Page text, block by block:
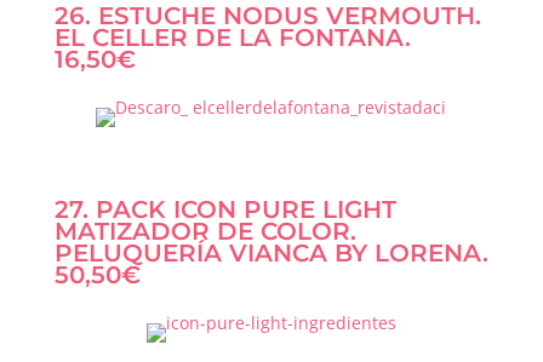
26. ESTUCHE NODUS VERMOUTH.
EL CELLER DE LA FONTANA.
16,50€
27. PACK ICON PURE LIGHT
MATIZADOR DE COLOR.
PELUQUERÍA VIANCA BY LORENA.
50,50€